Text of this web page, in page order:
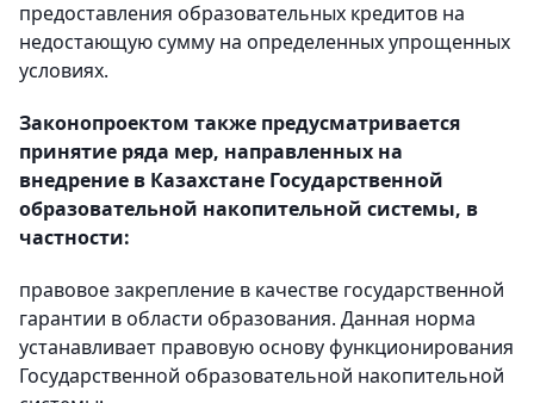
предоставления образовательных кредитов на
недостающую сумму на определенных упрощенных
условиях.
Законопроектом также предусматривается
принятие ряда мер, направленных на
внедрение в Казахстане Государственной
образовательной накопительной системы, в
частности:
правовое закрепление в качестве государственной
гарантии в области образования. Данная норма
устанавливает правовую основу функционирования
Государственной образовательной накопительной